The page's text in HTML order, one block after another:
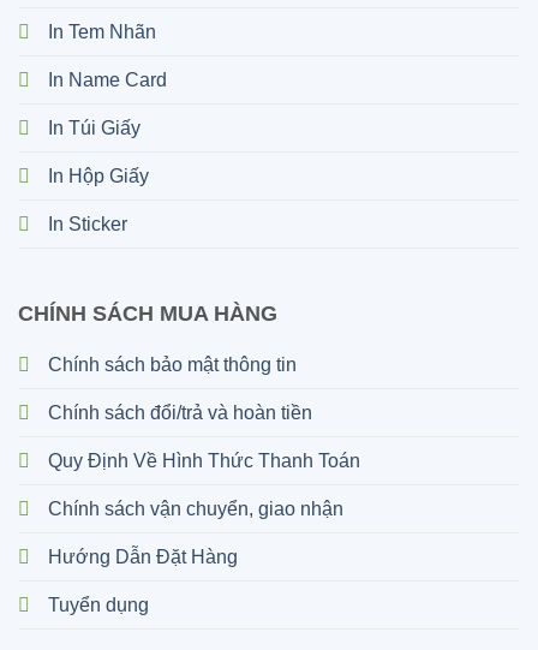
In Tem Nhãn
In Name Card
In Túi Giấy
In Hộp Giấy
In Sticker
CHÍNH SÁCH MUA HÀNG
Chính sách bảo mật thông tin
Chính sách đổi/trả và hoàn tiền
Quy Định Về Hình Thức Thanh Toán
Chính sách vận chuyển, giao nhận
Hướng Dẫn Đặt Hàng
Tuyển dụng